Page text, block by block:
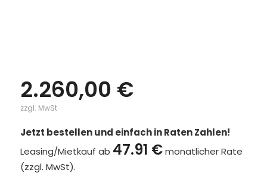
2.260,00 €
zzgl. MwSt
Jetzt bestellen und einfach in Raten Zahlen!
Leasing/Mietkauf ab 47.91 €monatlicher Rate
(zzgl. MwSt).